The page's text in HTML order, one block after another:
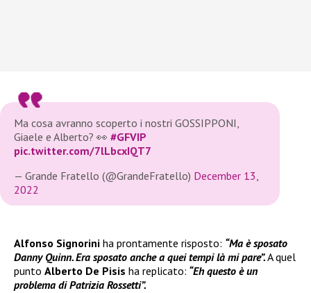
Ma cosa avranno scoperto i nostri GOSSIPPONI,
Giaele e Alberto? 👀 #GFVIP
pic.twitter.com/7lLbcxIQT7
— Grande Fratello (@GrandeFratello) December 13,
2022
Alfonso Signorini ha prontamente risposto: “Ma è sposato
Danny Quinn. Era sposato anche a quei tempi là mi pare”.A quel
punto Alberto De Pisis ha replicato: “Eh questo è un
problema di Patrizia Rossetti”.